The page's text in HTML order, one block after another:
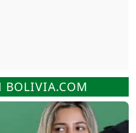
BOLIVIA.COM